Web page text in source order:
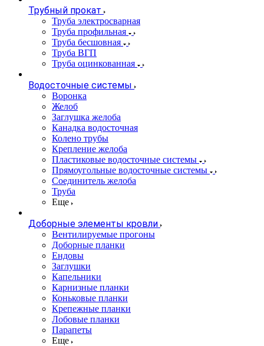
Трубный прокат
Труба электросварная
Труба профильная
Труба бесшовная
Труба ВГП
Труба оцинкованная
Водосточные системы
Воронка
Желоб
Заглушка желоба
Канадка водосточная
Колено трубы
Крепление желоба
Пластиковые водосточные системы
Прямоугольные водосточные системы
Соединитель желоба
Труба
Еще
Доборные элементы кровли
Вентилируемые прогоны
Доборные планки
Ендовы
Заглушки
Капельники
Карнизные планки
Коньковые планки
Крепежные планки
Лобовые планки
Парапеты
Еще